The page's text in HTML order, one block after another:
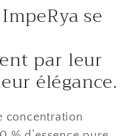
se
par leur
élégance.
concentration